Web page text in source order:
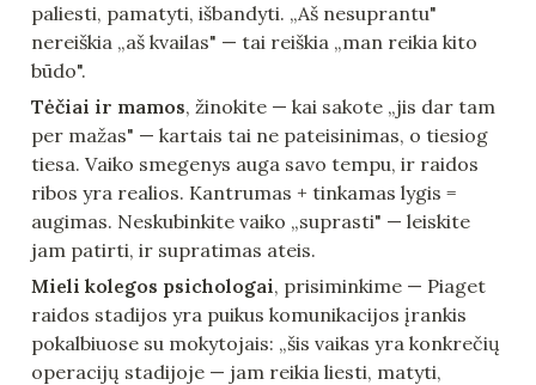
paliesti, pamatyti, išbandyti. „Aš nesuprantu"
nereiškia „aš kvailas" — tai reiškia „man reikia kito
būdo".
Tėčiai ir mamos, žinokite — kai sakote „jis dar tam
per mažas" — kartais tai ne pateisinimas, o tiesiog
tiesa. Vaiko smegenys auga savo tempu, ir raidos
ribos yra realios. Kantrumas + tinkamas lygis =
augimas. Neskubinkite vaiko „suprasti" — leiskite
jam patirti, ir supratimas ateis.
Mieli kolegos psichologai, prisiminkime — Piaget
raidos stadijos yra puikus komunikacijos įrankis
pokalbiuose su mokytojais: „šis vaikas yra konkrečių
operacijų stadijoje — jam reikia liesti, matyti,